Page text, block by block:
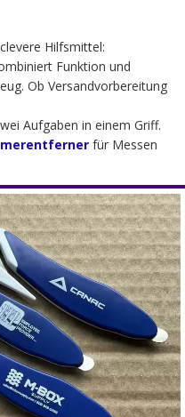
Hilfsmittel:
Funktion und
Ob Versandvorbereitung
Aufgaben in einem Griff.
für Messen